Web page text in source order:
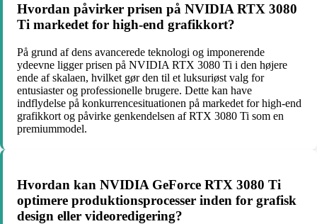
Hvordan påvirker prisen på NVIDIA RTX 3080
Ti markedet for high-end grafikkort?
På grund af dens avancerede teknologi og imponerende
ydeevne ligger prisen på NVIDIA RTX 3080 Ti i den højere
ende af skalaen, hvilket gør den til et luksuriøst valg for
entusiaster og professionelle brugere. Dette kan have
indflydelse på konkurrencesituationen på markedet for high-end
grafikkort og påvirke genkendelsen af RTX 3080 Ti som en
premiummodel.
Hvordan kan NVIDIA GeForce RTX 3080 Ti
optimere produktionsprocesser inden for grafisk
design eller videoredigering?